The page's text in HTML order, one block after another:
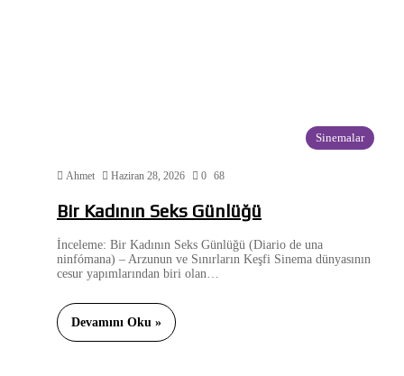
Sinemalar
Ahmet Haziran 28, 2026 0 68
Bir Kadının Seks Günlüğü
İnceleme: Bir Kadının Seks Günlüğü (Diario de una
ninfómana) – Arzunun ve Sınırların Keşfi Sinema dünyasının
cesur yapımlarından biri olan…
Devamını Oku »